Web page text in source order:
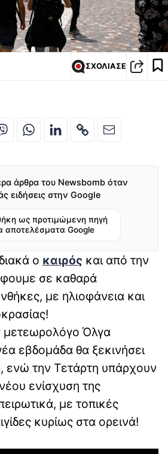
ΣΧΟΛΙΑΣΕ
άρθρα του Newsbomb όταν
ειδήσεις στην Google
ως προτιμώμενη πηγή
αποτελέσματα Google
ο καιρός και από την
σε καθαρά
με ηλιοφάνεια και
Όλγα
εβδομάδα θα ξεκινήσει
ενώ την Τετάρτη υπάρχουν
ενίσχυση της
με τοπικές
κυρίως στα ορεινά!